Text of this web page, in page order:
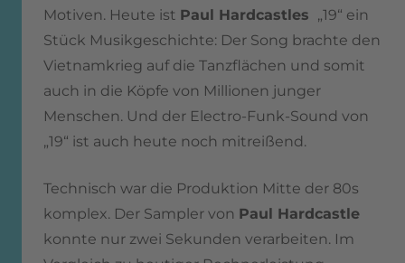
Motiven. Heute ist Paul Hardcastles „19“ ein
Stück Musikgeschichte: Der Song brachte den
Vietnamkrieg auf die Tanzflächen und somit
auch in die Köpfe von Millionen junger
Menschen. Und der Electro-Funk-Sound von
„19“ ist auch heute noch mitreißend.
Technisch war die Produktion Mitte der 80s
komplex. Der Sampler von Paul Hardcastle
konnte nur zwei Sekunden verarbeiten. Im